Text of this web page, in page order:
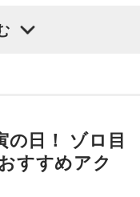
と語り
しすぎ度20％
出そうという意識は
。
い。
の日！ ゾロ目
すすめアク